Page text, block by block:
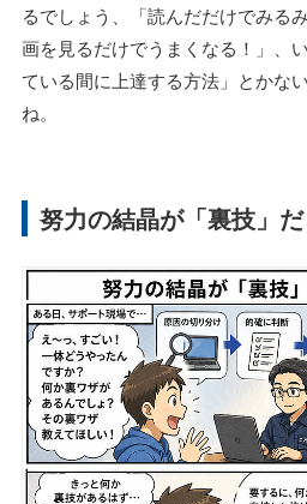
るでしょう、「読んだだけでみる
画を見るだけでうまくなる！」、
ている間に上達する方法」とかな
ね。
努力の結晶が「裏技」